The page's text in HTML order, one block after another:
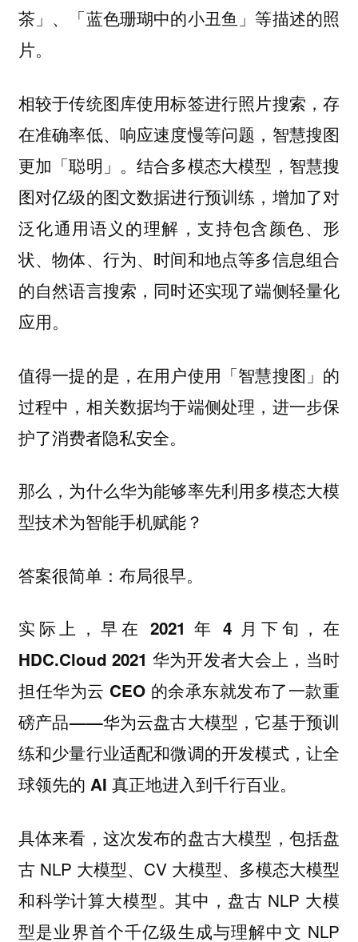
茶」、「蓝色珊瑚中的小丑鱼」等描述的照
片。
相较于传统图库使用标签进行照片搜索，存
在准确率低、响应速度慢等问题，智慧搜图
更加「聪明」。结合多模态大模型，智慧搜
图对亿级的图文数据进行预训练，增加了对
泛化通用语义的理解，支持包含颜色、形
状、物体、行为、时间和地点等多信息组合
的自然语言搜索，同时还实现了端侧轻量化
应用。
值得一提的是，在用户使用「智慧搜图」的
过程中，相关数据均于端侧处理，进一步保
护了消费者隐私安全。
那么，为什么华为能够率先利用多模态大模
型技术为智能手机赋能？
答案很简单：布局很早。
实际上， 早在 2021 年 4 月下旬，在
HDC.Cloud 2021 华为开发者大会上，当时
担任华为云 CEO 的余承东就发布了一款重
磅产品——华为云盘古大模型，它基于预训
练和少量行业适配和微调的开发模式，让全
球领先的 AI 真正地进入到千行百业。
具体来看，这次发布的盘古大模型，包括盘
古 NLP 大模型、CV 大模型、多模态大模型
和科学计算大模型。其中，盘古 NLP 大模
型是业界首个千亿级生成与理解中文 NLP